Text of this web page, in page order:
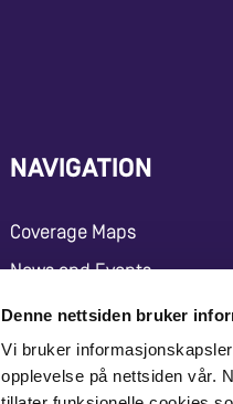
Denne nettsiden bruker
Vi bruker
opplevelse på nettsiden vår.
NAVIGATION
Coverage Maps
News and Events
Carrier
About
Contact